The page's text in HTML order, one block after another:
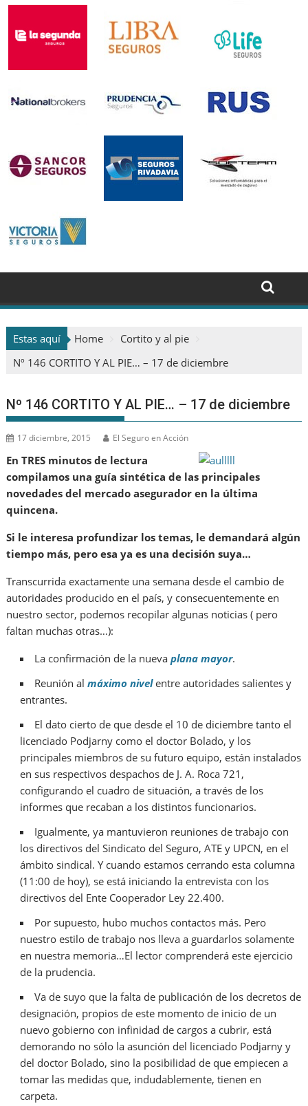
Estas aquí Home
Cortito y al pie
Nº 146 CORTITO Y AL PIE… – 17 de diciembre
Nº 146 CORTITO Y AL PIE… – 17 de diciembre
17 diciembre, 2015 El Seguro en Acción
En TRES minutos de lectura
compilamos una guía sintética de las principales
novedades del mercado asegurador en la última
quincena.
Si le interesa profundizar los temas, le demandará algún
tiempo más, pero esa ya es una decisión suya…
Transcurrida exactamente una semana desde el cambio de
autoridades producido en el país, y consecuentemente en
nuestro sector, podemos recopilar algunas noticias ( pero
faltan muchas otras…):
La confirmación de la nuevaplana mayor.
Reunión almáximo nivel entre autoridades salientes y
entrantes.
El dato cierto de que desde el 10 de diciembre tanto el
licenciado Podjarny como el doctor Bolado, y los
principales miembros de su futuro equipo, están instalados
en sus respectivos despachos de J. A. Roca 721,
configurando el cuadro de situación, a través de los
informes que recaban a los distintos funcionarios.
Igualmente, ya mantuvieron reuniones de trabajo con
los directivos del Sindicato del Seguro, ATE y UPCN, en el
ámbito sindical. Y cuando estamos cerrando esta columna
(11:00 de hoy), se está iniciando la entrevista con los
directivos del Ente Cooperador Ley 22.400.
Por supuesto, hubo muchos contactos más. Pero
nuestro estilo de trabajo nos lleva a guardarlos solamente
en nuestra memoria…El lector comprenderá este ejercicio
de la prudencia.
Va de suyo que la falta de publicación de los decretos de
designación, propios de este momento de inicio de un
nuevo gobierno con infinidad de cargos a cubrir, está
demorando no sólo la asunción del licenciado Podjarny y
del doctor Bolado, sino la posibilidad de que empiecen a
tomar las medidas que, indudablemente, tienen en
carpeta.